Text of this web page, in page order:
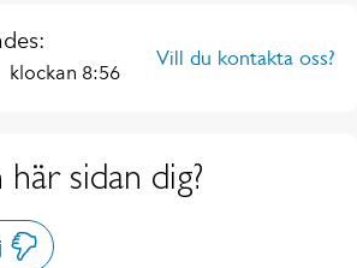
klockan 8:56
Vill du kontakta oss?
sidan dig?